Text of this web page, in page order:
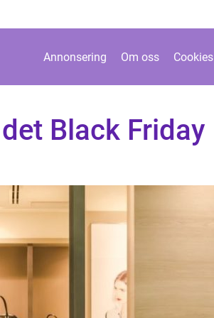
Annonsering Om oss Cookies
Black Friday